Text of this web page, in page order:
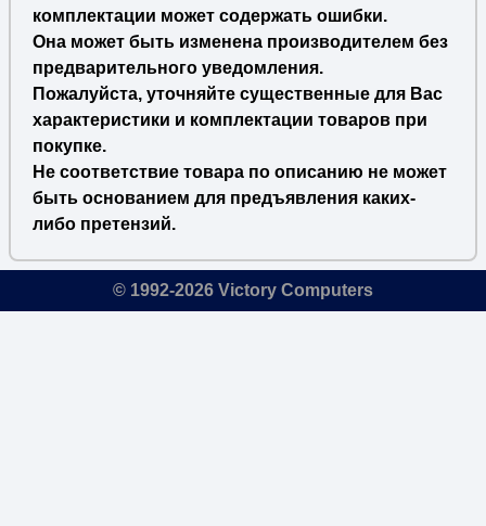
комплектации может содержать ошибки.
Она может быть изменена производителем без
предварительного уведомления.
Пожалуйста, уточняйте существенные для Вас
характеристики и комплектации товаров при
покупке.
Не соответствие товара по описанию не может
быть основанием для предъявления каких-
либо претензий.
© 1992-2026 Victory Computers